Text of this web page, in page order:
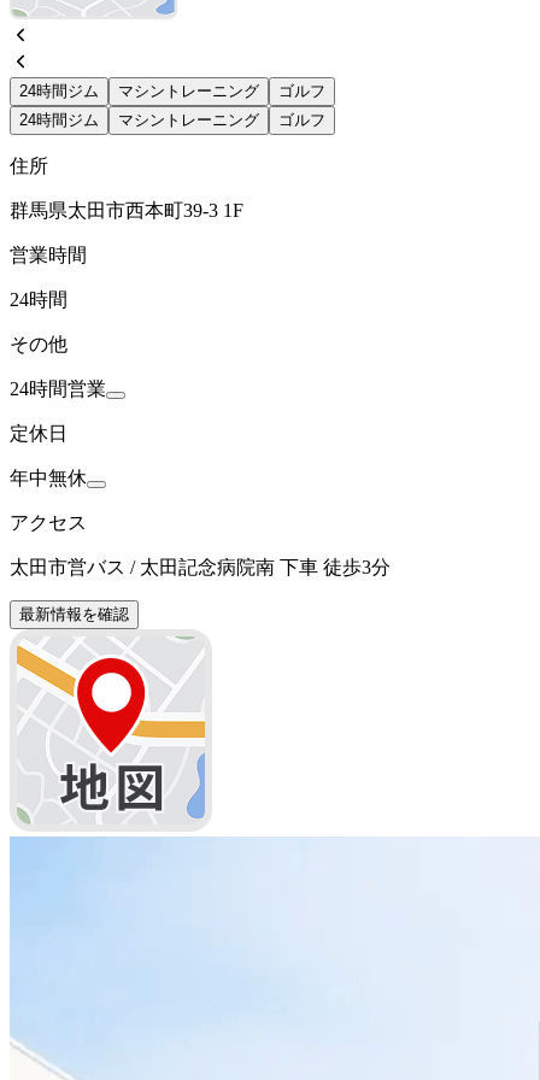
24時間ジム マシントレーニング
ゴルフ
24時間ジム
マシントレーニング ゴルフ
住所
群馬県太田市西本町39-3 1F
営業時間
24時間
その他
24時間営業
定休日
年中無休
アクセス
太田市営バス / 太田記念病院南 下車 徒歩3分
最新情報を確認